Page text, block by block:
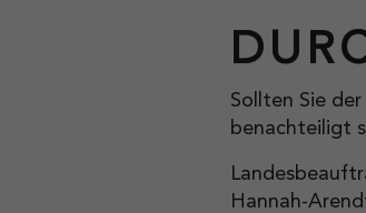
Sollten Sie
benachteiligt
Hannah-